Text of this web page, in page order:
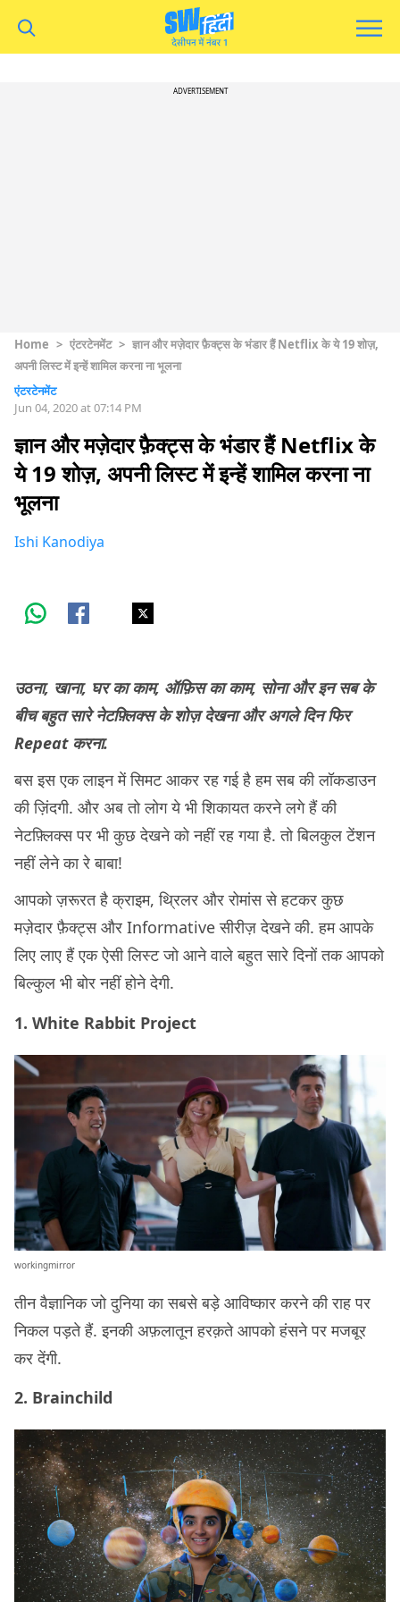
ADVERTISEMENT
Home > एंटरटेनमेंट > ज्ञान और मज़ेदार फ़ैक्ट्स के भंडार हैं Netflix के ये 19 शोज़,
अपनी लिस्ट में इन्हें शामिल करना ना भूलना
एंटरटेनमेंट
Jun 04, 2020 at 07:14 PM
ज्ञान और मज़ेदार फ़ैक्ट्स के भंडार हैं Netflix के
ये 19 शोज़, अपनी लिस्ट में इन्हें शामिल करना ना
भूलना
Ishi Kanodiya
उठना, खाना, घर का काम, ऑफ़िस का काम, सोना और इन सब के
बीच बहुत सारे नेटफ़्लिक्स के शोज़ देखना और अगले दिन फिर
Repeat करना.
बस इस एक लाइन में सिमट आकर रह गई है हम सब की लॉकडाउन
की ज़िंदगी. और अब तो लोग ये भी शिकायत करने लगे हैं की
नेटफ़्लिक्स पर भी कुछ देखने को नहीं रह गया है. तो बिलकुल टेंशन
नहीं लेने का रे बाबा!
आपको ज़रूरत है क्राइम, थ्रिलर और रोमांस से हटकर कुछ
मज़ेदार फ़ैक्ट्स और Informative सीरीज़ देखने की. हम आपके
लिए लाए हैं एक ऐसी लिस्ट जो आने वाले बहुत सारे दिनों तक आपको
बिल्कुल भी बोर नहीं होने देगी.
1. White Rabbit Project
workingmirror
तीन वैज्ञानिक जो दुनिया का सबसे बड़े आविष्कार करने की राह पर
निकल पड़ते हैं. इनकी अफ़लातून हरक़ते आपको हंसने पर मजबूर
कर देंगी.
2. Brainchild